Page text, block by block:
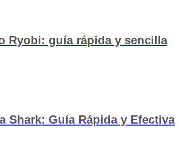
Ryobi: guía rápida y sencilla
Shark: Guía Rápida y Efectiva